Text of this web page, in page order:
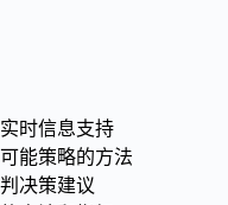
时信息支持
能策略的方法
决策建议